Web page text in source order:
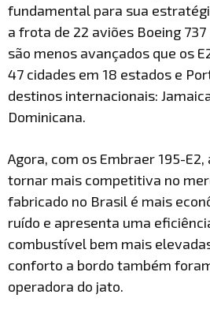
fundamental para sua
a frota de 22 aviões Boeing
são menos avançados que os
47 cidades em 18 estados e
destinos internacionais:
Dominicana.
Agora, com os Embraer 195-E2,
tornar mais competitiva no
fabricado no Brasil é mais
ruído e apresenta uma
combustível bem mais
conforto a bordo também
operadora do jato.